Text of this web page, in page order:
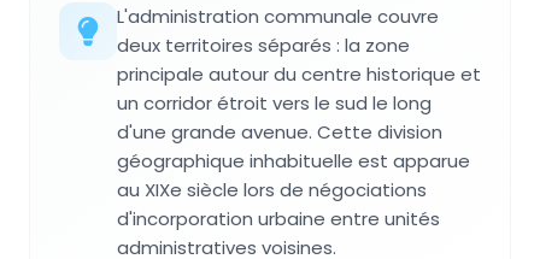
L'administration communale couvre
deux territoires séparés : la zone
principale autour du centre historique et
un corridor étroit vers le sud le long
d'une grande avenue. Cette division
géographique inhabituelle est apparue
au XIXe siècle lors de négociations
d'incorporation urbaine entre unités
administratives voisines.